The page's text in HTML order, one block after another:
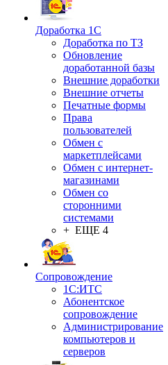
Доработка 1С
Доработка по ТЗ
Обновление
доработанной базы
Внешние доработки
Внешние отчеты
Печатные формы
Права
пользователей
Обмен с
маркетплейсами
Обмен с интернет-
магазинами
Обмен со
сторонними
системами
+ ЕЩЕ 4
Сопровождение
1C:ИТС
Абонентское
сопровождение
Администрирование
компьютеров и
серверов